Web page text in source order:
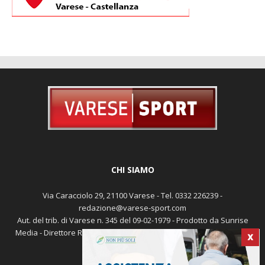
X
CHI SIAMO
Via Caracciolo 29, 21100 Varese - Tel. 0332 226239 -
redazione@varese-sport.com
Aut. del trib. di Varese n. 345 del 09-02-1979 - Prodotto da Sunrise
Media - Direttore Responsabile: Michele Marocco -Cookie policy
Pubblicità